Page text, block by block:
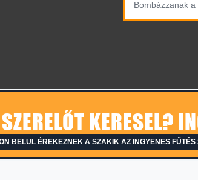
KERESEL?
BELÜL ÉREKEZNEK A SZAKIK AZ INGYENES